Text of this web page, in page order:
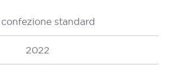
standard
2022